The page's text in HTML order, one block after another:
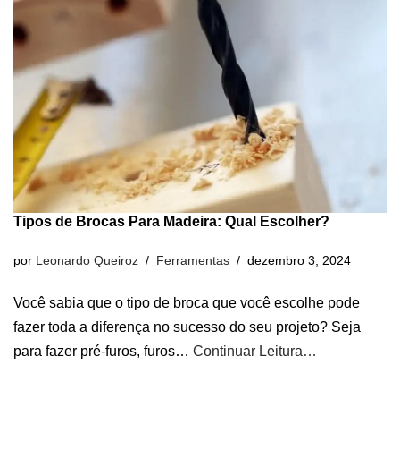
Tipos de Brocas Para Madeira: Qual Escolher?
por Leonardo Queiroz Ferramentas dezembro 3, 2024
Você sabia que o tipo de broca que você escolhe pode
fazer toda a diferença no sucesso do seu projeto? Seja
para fazer pré-furos, furos… Continuar Leitura…